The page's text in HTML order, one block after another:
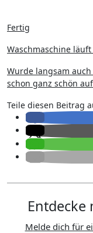
Fertig
Waschmaschine
Wurde langsam
schon ganz schön
Teile diesen Beitrag
Entdecke
Melde dich für ein Abonnement an, um die neuesten